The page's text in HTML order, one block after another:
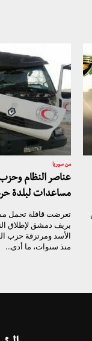
من سوريا
عناصر النظام
مساعدات لبلدة
تعرضت قافلة تحمل
بريف دمشق لإطلاق
الأسد ومرتزقة حزب
منذ سنوات، ما أدى...